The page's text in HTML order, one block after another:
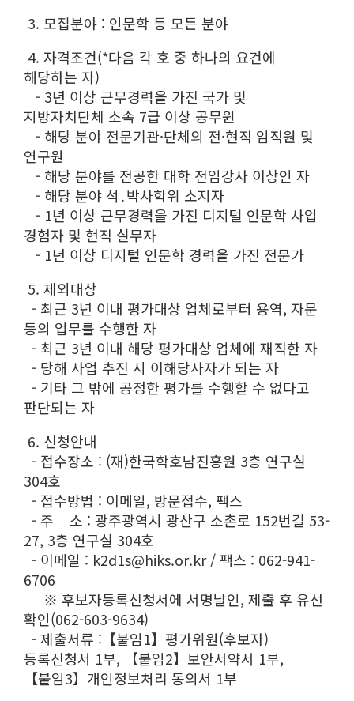
3. 모집분야 : 인문학 등 모든 분야
4. 자격조건(*다음 각 호 중 하나의 요건에
해당하는 자)
- 3년 이상 근무경력을 가진 국가 및
지방자치단체 소속 7급 이상 공무원
- 해당 분야 전문기관·단체의 전·현직 임직원 및
연구원
- 해당 분야를 전공한 대학 전임강사 이상인 자
- 해당 분야 석․박사학위 소지자
- 1년 이상 근무경력을 가진 디지털 인문학 사업
경험자 및 현직 실무자
- 1년 이상 디지털 인문학 경력을 가진 전문가
5. 제외대상
- 최근 3년 이내 평가대상 업체로부터 용역, 자문
등의 업무를 수행한 자
- 최근 3년 이내 해당 평가대상 업체에 재직한 자
- 당해 사업 추진 시 이해당사자가 되는 자
- 기타 그 밖에 공정한 평가를 수행할 수 없다고
판단되는 자
6. 신청안내
- 접수장소 : (재)한국학호남진흥원 3층 연구실
304호
- 접수방법 : 이메일, 방문접수, 팩스
- 주 소 : 광주광역시 광산구 소촌로 152번길 53-
27, 3층 연구실 304호
- 이메일 : k2d1s@hiks.or.kr / 팩스 : 062-941-
6706
※ 후보자등록신청서에 서명날인, 제출 후 유선
확인(062-603-9634)
- 제출서류 :【붙임1】평가위원(후보자)
등록신청서 1부, 【붙임2】보안서약서 1부,
【붙임3】개인정보처리 동의서 1부